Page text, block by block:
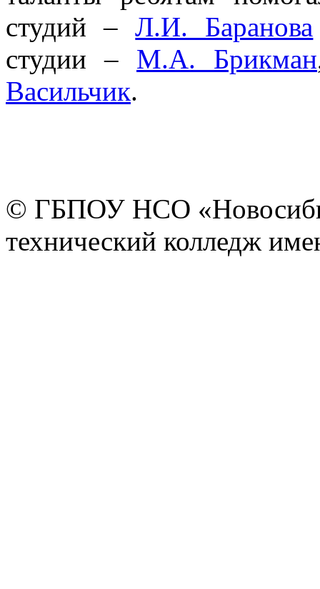
студий –Л.И. Баранова
студии – М.А. Брикман
Васильчик.
© ГБПОУ НСО
технический колледж